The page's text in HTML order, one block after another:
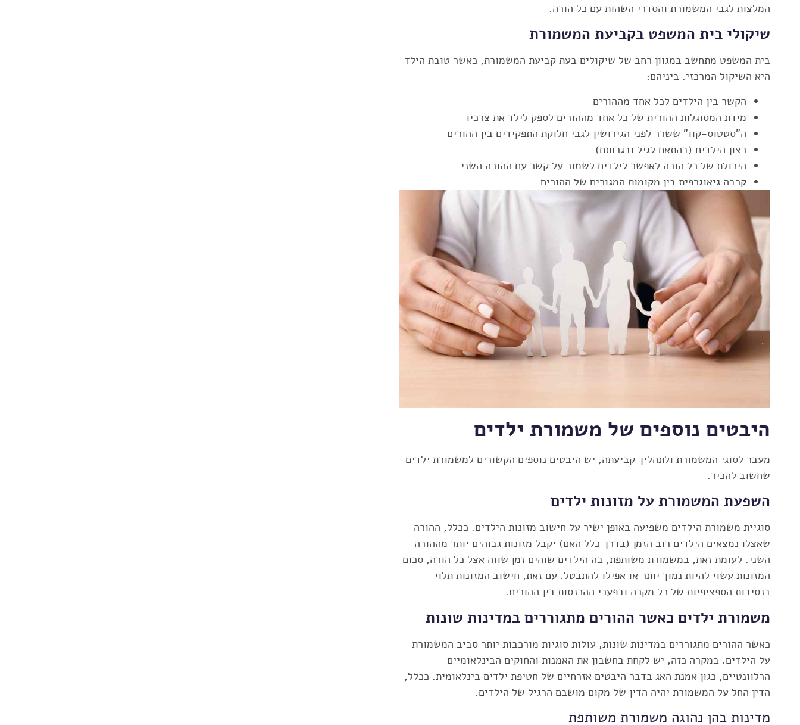
המלצות לגבי המשמורת והסדרי השהות עם כל הורה.
שיקולי בית המשפט בקביעת המשמורת
בית המשפט מתחשב במגוון רחב של שיקולים בעת קביעת המשמורת, כאשר טובת הילד
היא השיקול המרכזי. ביניהם:
הקשר בין הילדים לכל אחד מההורים
מידת המסוגלות ההורית של כל אחד מההורים לספק לילד את צרכיו
ה"סטטוס-קוו" ששרר לפני הגירושין לגבי חלוקת התפקידים בין ההורים
רצון הילדים (בהתאם לגיל ובגרותם)
היכולת של כל הורה לאפשר לילדים לשמור על קשר עם ההורה השני
קרבה גיאוגרפית בין מקומות המגורים של ההורים
היבטים נוספים של משמורת ילדים
מעבר לסוגי המשמורת ולתהליך קביעתה, יש היבטים נוספים הקשורים למשמורת ילדים
שחשוב להכיר.
השפעת המשמורת על מזונות ילדים
סוגיית משמורת הילדים משפיעה באופן ישיר על חישוב מזונות הילדים. ככלל, ההורה
שאצלו נמצאים הילדים רוב הזמן (בדרך כלל האם) יקבל מזונות גבוהים יותר מההורה
השני. לעומת זאת, במשמורת משותפת, בה הילדים שוהים זמן שווה אצל כל הורה, סכום
המזונות עשוי להיות נמוך יותר או אפילו להתבטל. עם זאת, חישוב המזונות תלוי
בנסיבות הספציפיות של כל מקרה ובפערי ההכנסות בין ההורים.
משמורת ילדים כאשר ההורים מתגוררים במדינות שונות
כאשר ההורים מתגוררים במדינות שונות, עולות סוגיות מורכבות יותר סביב המשמורת
על הילדים. במקרה כזה, יש לקחת בחשבון את האמנות והחוקים הבינלאומיים
הרלוונטיים, כגון אמנת האג בדבר היבטים אזרחיים של חטיפת ילדים בינלאומית. ככלל,
הדין החל על המשמורת יהיה הדין של מקום מושבם הרגיל של הילדים.
מדינות בהן נהוגה משמורת משותפת